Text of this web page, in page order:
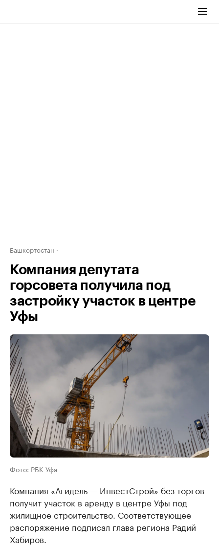
Башкортостан
Компания депутата
горсовета получила под
застройку участок в центре
Уфы
Фото: РБК Уфа
Компания «Агидель — ИнвестСтрой» без торгов
получит участок в аренду в центре Уфы под
жилищное строительство. Соответствующее
распоряжение подписал глава региона Радий
Хабиров.